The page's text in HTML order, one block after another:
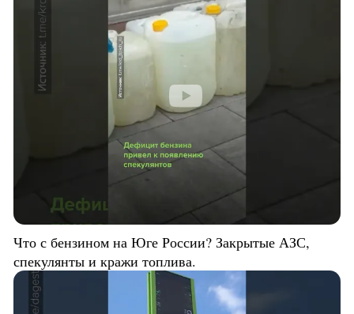
Что с бензином на Юге России? Закрытые АЗС,
спекулянты и кражи топлива.